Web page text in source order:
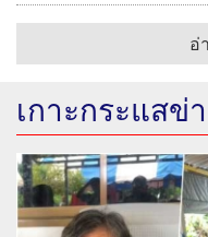
อ่
เกาะกระแสข่